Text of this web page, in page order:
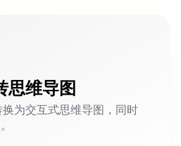
维导图
为交互式思维导图，同时